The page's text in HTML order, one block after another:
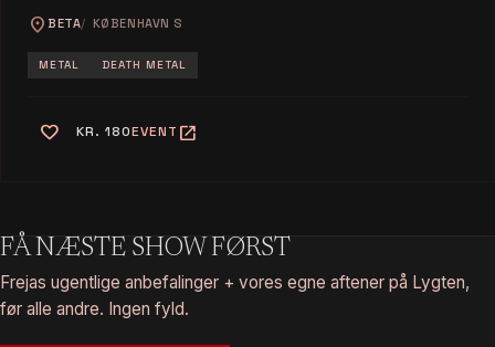
location_on BETA KØBENHAVN S
METAL DEATH METAL
favorite KR. 180EVENT open_in_new
FÅ NÆSTE SHOW FØRST
Frejas ugentlige anbefalinger + vores egne aftener på Lygten,
før alle andre. Ingen fyld.